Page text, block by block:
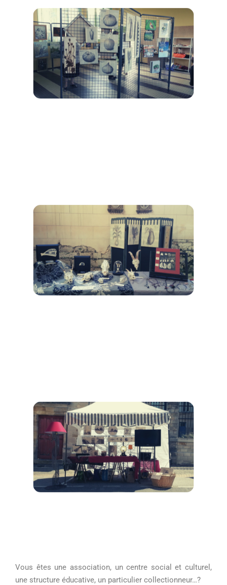
Vous êtes une association, un centre social et culturel,
une structure éducative, un particulier collectionneur…?